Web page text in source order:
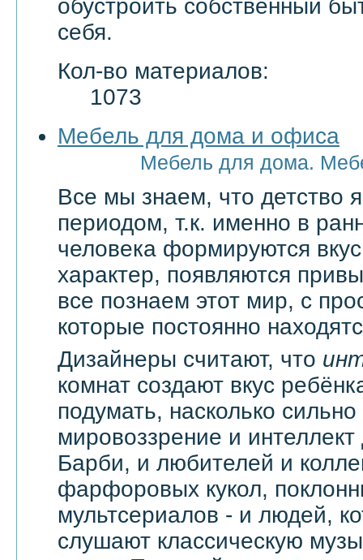
обустроить собственный
себя.
Кол-во материалов:
1073
Мебель для дома и офиса
Мебель для дома.
Все мы знаем, что детство
периодом, т.к. именно в
человека формируются
характер, появляются
все познаем этот мир, с
которые постоянно
Дизайнеры считают, что
комнат создают вкус
подумать, насколько сильно
мировоззрение и
Барби, и любителей и
фарфоровых кукол,
мультсериалов - и людей,
слушают классическую